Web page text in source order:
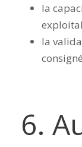
la
la
6.